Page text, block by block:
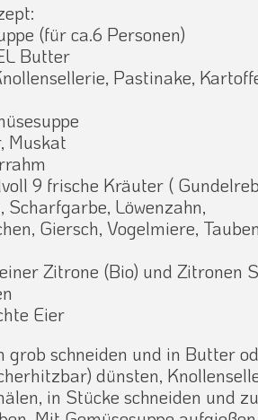
(für ca.6 Personen)
Butter
Pastinake,
Muskat
9 frische Kräuter (
Scharfgarbe, Löwenzahn,
Giersch, Vogelmiere,
Zitrone (Bio) und Zitronen
Eier
grob schneiden und in Butter
dünsten,
in Stücke schneiden und